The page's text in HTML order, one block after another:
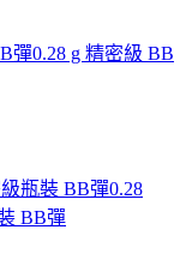
彈0.28 g 精密級 BB
瓶裝 BB彈0.28
BB彈